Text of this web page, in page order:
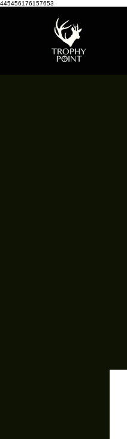
445456176157653